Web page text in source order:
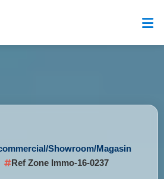
Showroom/Magasin
Ref Zone Immo-16-0237